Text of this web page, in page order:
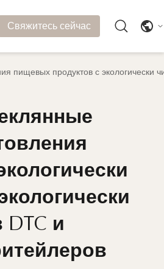
Свяжитесь сейчас
продуктов с экологически
и
и